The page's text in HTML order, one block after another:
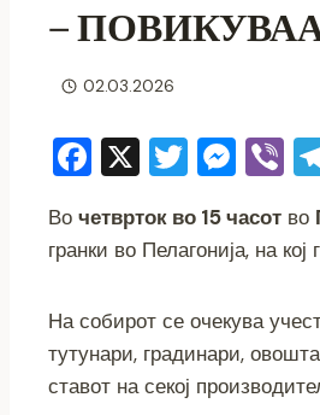
–
02.03.2026
F
c
e
b
o
o
X T
tt
er
M
ss
e
n
g
er
Vi
er
Во четврток во 15 часот во
гранки во Пелагонија, на
На собирот се очекува
тутунари, градинари,
ставот на секој